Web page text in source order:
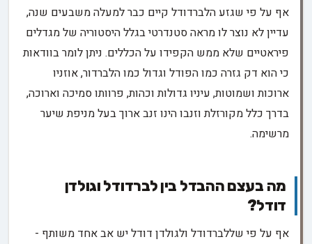
אף על פי שגזע הלברדודל קיים כבר למעלה משבעים שנה,
עדיין לא נוצר לו מראה סטנדרטי בגלל היסטוריה של מגדלים
פיראטיים שלא ממש הקפידו על הכללים. ניתן לומר בוודאות
כי הוא דק גזרה כמו הפודל וגדול כמו הלברדור, אוזניו
ארוכות ושמוטות, עיניו גדולות וכהות, פרוותו סמיכה וארוכה,
בדרך כלל מקורזלת וזנבו הינו זנב ארוך בעל מניפת שיער
מרשימה.
מה בעצם ההבדל בין לברדודל וגולדן
דודל?
אף על פי שללברדודל ולגולדן דודל יש אב אחד משותף -